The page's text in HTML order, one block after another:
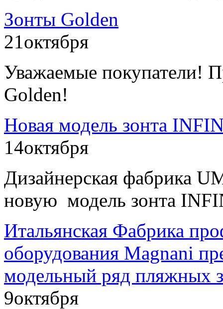
Зонты Golden
21октября
Уважаемые покупатели!
Golden!
Новая модель зонта
14октября
Дизайнерская фабрика
новую модель зонта
Итальянская Фабрика
оборудования Magnani
модельный ряд пляжных
9октября